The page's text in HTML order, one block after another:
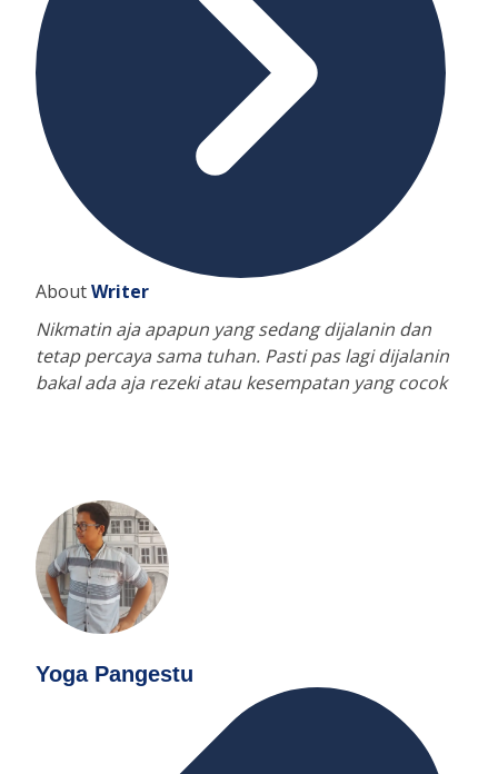
AboutWriter
Nikmatin aja apapun yang sedang dijalanin dan
tetap percaya sama tuhan. Pasti pas lagi dijalanin
bakal ada aja rezeki atau kesempatan yang cocok
Yoga Pangestu